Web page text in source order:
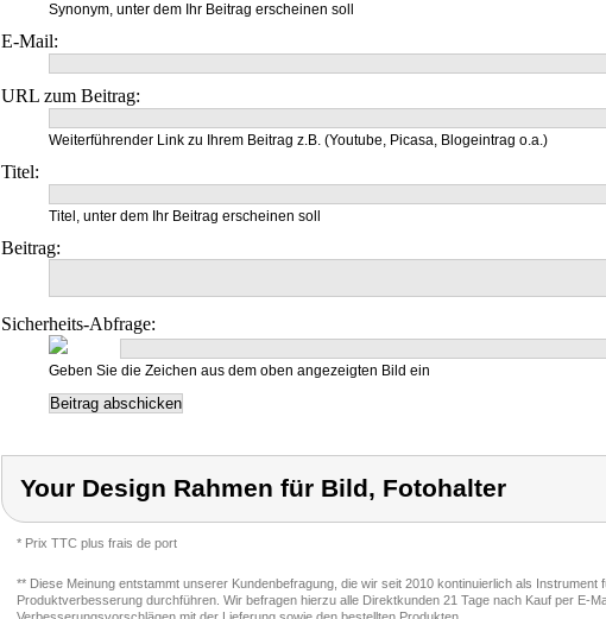
Synonym, unter dem Ihr Beitrag erscheinen soll
E-Mail:
URL zum Beitrag:
Weiterführender Link zu Ihrem Beitrag z.B. (Youtube, Picasa, Blogeintrag o.a.)
Titel:
Titel, unter dem Ihr Beitrag erscheinen soll
Beitrag:
Sicherheits-Abfrage:
Geben Sie die Zeichen aus dem oben angezeigten Bild ein
Your Design Rahmen für Bild, Fotohalter
* Prix TTC plus frais de port
** Diese Meinung entstammt unserer Kundenbefragung, die wir seit 2010 kontinuierlich als Instrument
Produktverbesserung durchführen. Wir befragen hierzu alle Direktkunden 21 Tage nach Kauf per E-